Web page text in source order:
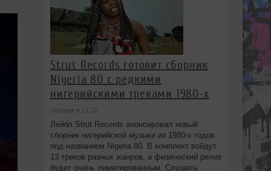
Strut Records готовит сборник
Nigeria 80 с редкими
нигерийскими треками 1980-х
сегодня в 17:32
Лейбл Strut Records анонсировал новый
сборник нигерийской музыки из 1980-х годов
под названием Nigeria 80. В комплект войдут
13 треков разных жанров, а физический релиз
будет очень лимитированным. Слушать.